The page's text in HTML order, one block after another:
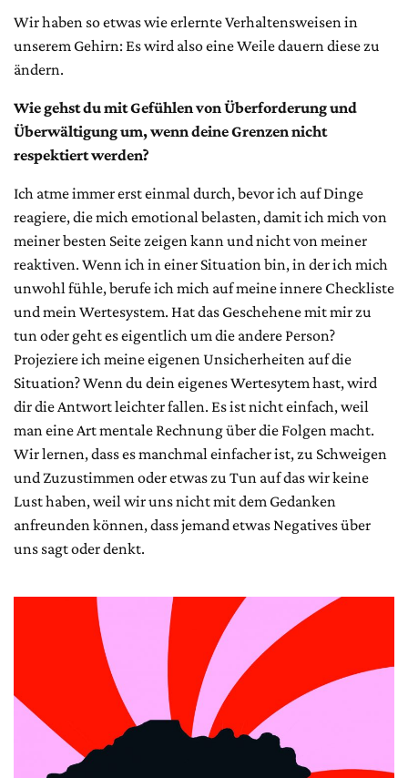
Wir haben so etwas wie erlernte Verhaltensweisen in
unserem Gehirn: Es wird also eine Weile dauern diese zu
ändern.
Wie gehst du mit Gefühlen von Überforderung und
Überwältigung um, wenn deine Grenzen nicht
respektiert werden?
Ich atme immer erst einmal durch, bevor ich auf Dinge
reagiere, die mich emotional belasten, damit ich mich von
meiner besten Seite zeigen kann und nicht von meiner
reaktiven. Wenn ich in einer Situation bin, in der ich mich
unwohl fühle, berufe ich mich auf meine innere Checkliste
und mein Wertesystem. Hat das Geschehene mit mir zu
tun oder geht es eigentlich um die andere Person?
Projeziere ich meine eigenen Unsicherheiten auf die
Situation? Wenn du dein eigenes Wertesytem hast, wird
dir die Antwort leichter fallen. Es ist nicht einfach, weil
man eine Art mentale Rechnung über die Folgen macht.
Wir lernen, dass es manchmal einfacher ist, zu Schweigen
und Zuzustimmen oder etwas zu Tun auf das wir keine
Lust haben, weil wir uns nicht mit dem Gedanken
anfreunden können, dass jemand etwas Negatives über
uns sagt oder denkt.